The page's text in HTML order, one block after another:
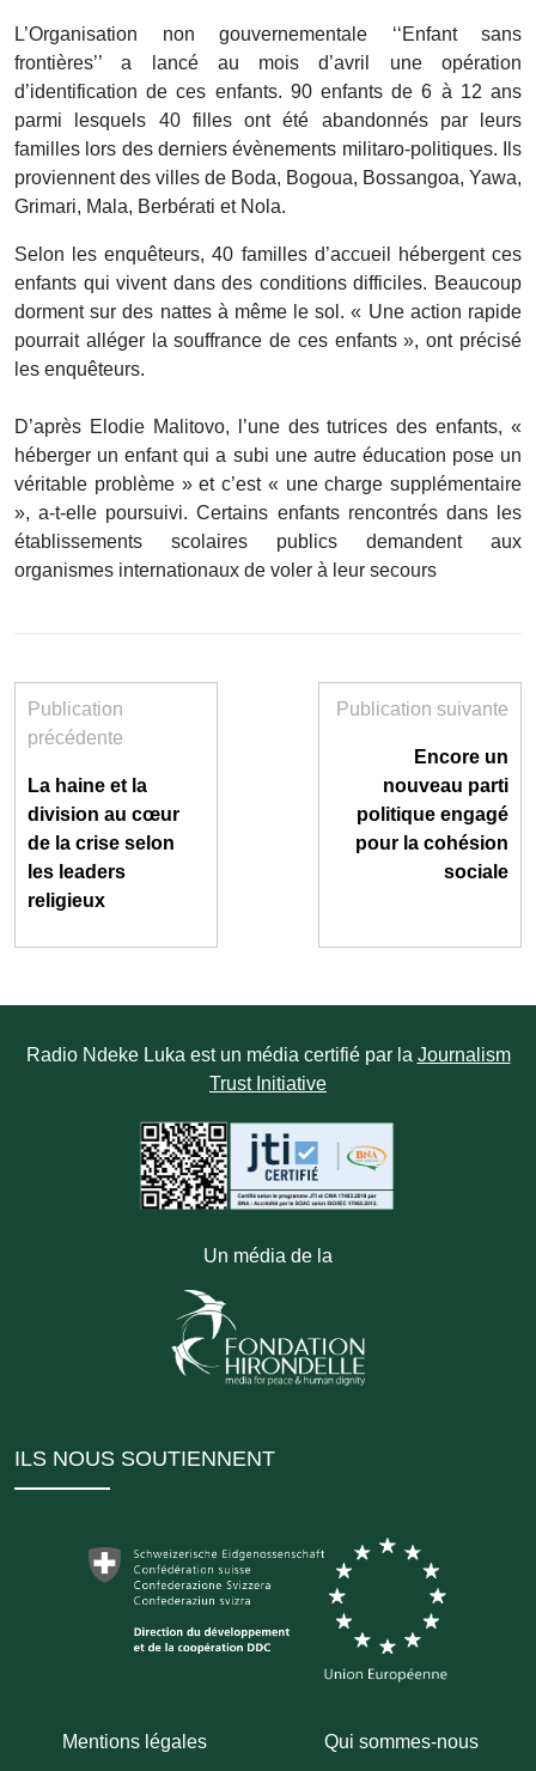
L’Organisation non gouvernementale ‘‘Enfant sans
frontières’’ a lancé au mois d’avril une opération
d’identification de ces enfants. 90 enfants de 6 à 12 ans
parmi lesquels 40 filles ont été abandonnés par leurs
familles lors des derniers évènements militaro-politiques. Ils
proviennent des villes de Boda, Bogoua, Bossangoa, Yawa,
Grimari, Mala, Berbérati et Nola.
Selon les enquêteurs, 40 familles d’accueil hébergent ces
enfants qui vivent dans des conditions difficiles. Beaucoup
dorment sur des nattes à même le sol. « Une action rapide
pourrait alléger la souffrance de ces enfants », ont précisé
les enquêteurs.
D’après Elodie Malitovo, l’une des tutrices des enfants, «
héberger un enfant qui a subi une autre éducation pose un
véritable problème » et c’est « une charge supplémentaire
», a-t-elle poursuivi. Certains enfants rencontrés dans les
établissements scolaires publics demandent aux
organismes internationaux de voler à leur secours
Publication
précédente
La haine et la
division au cœur
de la crise selon
les leaders
religieux
Publication suivante
Encore un
nouveau parti
politique engagé
pour la cohésion
sociale
Radio Ndeke Luka est un média certifié par la Journalism
Trust Initiative
Un média de la
ILS NOUS SOUTIENNENT
Mentions légales Qui sommes-nous